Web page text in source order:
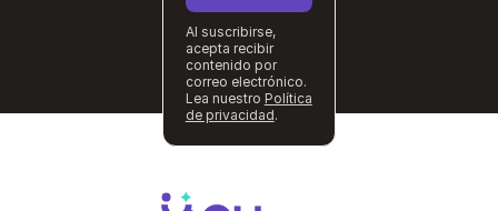
Al suscribirse,
acepta recibir
contenido por
correo electrónico.
Lea nuestro Política
de privacidad.